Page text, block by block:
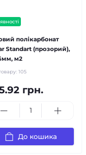
полікарбонат
Standart (прозорий),
м2
105
грн.
До кошика